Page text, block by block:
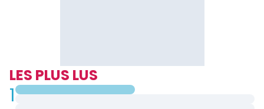
LES PLUS LUS
1